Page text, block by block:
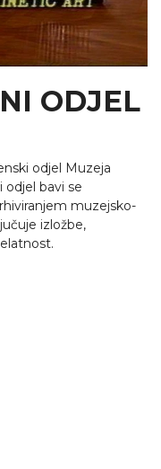
ODJEL
odjel Muzeja
bavi se
muzejsko-
izložbe,